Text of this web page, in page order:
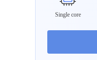
Single core